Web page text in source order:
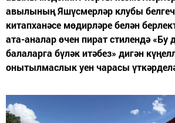
авылының Яшүсмерләр клубы
китапханәсе мөдирләре белән
ата-аналар өчен пират стилендә «Бу
балаларга бүләк итәбез» дигән
онытылмаслык уен чарасы